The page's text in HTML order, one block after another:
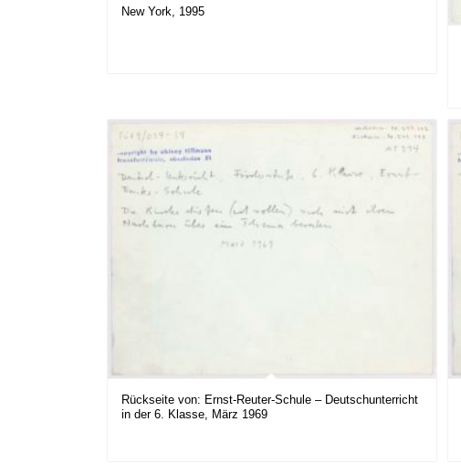
New York, 1995
Rückseite von: Ernst-Reuter-Schule – Deutschunterricht
in der 6. Klasse, März 1969